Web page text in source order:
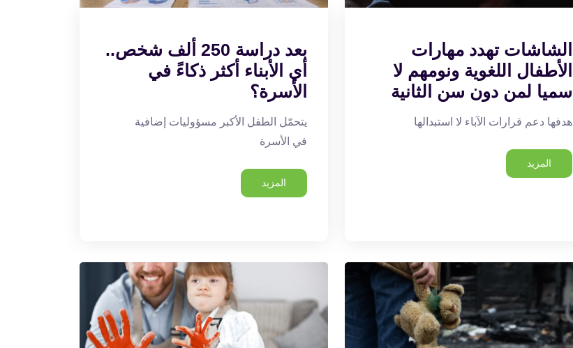
الشاشات تهدد مهارات
الأطفال اللغوية ونومهم لا
سميا لمن دون سن الثانية
هدفها دعم قرارات الآباء لا استبدالها
المزيد
بعد دراسة 250 ألف شخص..
أي الأبناء أكثر ذكاءً في
الأسرة؟
يتحمّل الطفل الأكبر مسؤوليات إضافية
في الأسرة
المزيد